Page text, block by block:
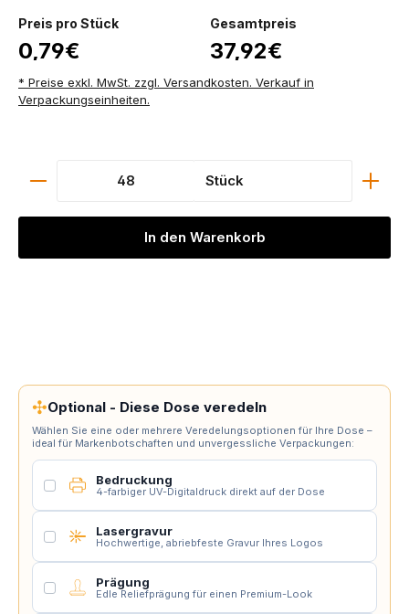
Preis pro Stück
0,79€
Gesamtpreis
37,92€
* Preise exkl. MwSt. zzgl. Versandkosten. Verkauf in
Verpackungseinheiten.
Produkt Anzahl: Gib den gewünschten Wert ein
Stück
In den Warenkorb
✣Optional - Diese Dose veredeln
Wählen Sie eine oder mehrere Veredelungsoptionen für Ihre Dose –
ideal für Markenbotschaften und unvergessliche Verpackungen:
Bedruckung
4-farbiger UV-Digitaldruck direkt auf der Dose
Lasergravur
Hochwertige, abriebfeste Gravur Ihres Logos
Prägung
Edle Reliefprägung für einen Premium-Look